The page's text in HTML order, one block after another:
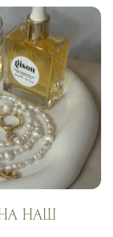
НАШ